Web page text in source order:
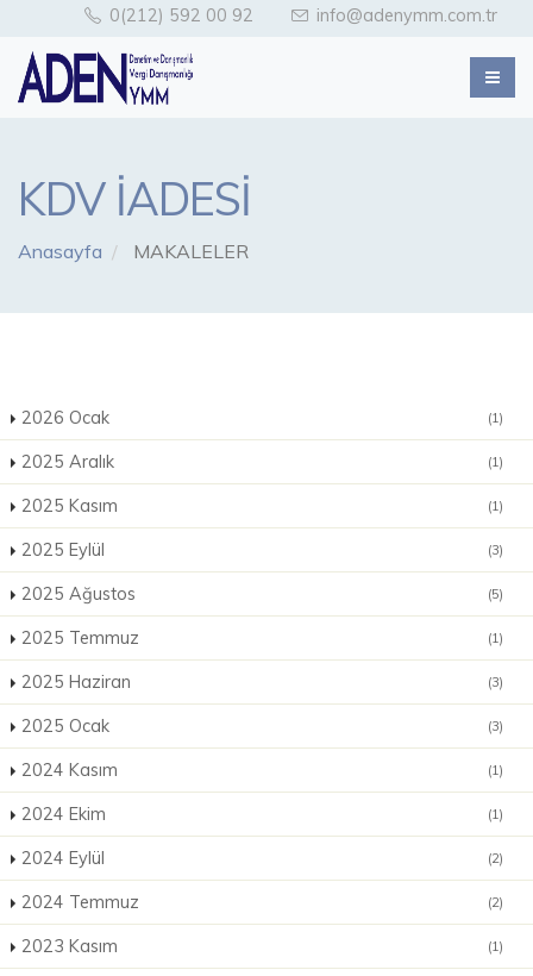
0(212) 592 00 92 info@adenymm.com.tr
KDV İADESİ
Anasayfa MAKALELER
2026 Ocak (1)
2025 Aralık (1)
2025 Kasım (1)
2025 Eylül (3)
2025 Ağustos (5)
2025 Temmuz (1)
2025 Haziran (3)
2025 Ocak (3)
2024 Kasım (1)
2024 Ekim (1)
2024 Eylül (2)
2024 Temmuz (2)
2023 Kasım (1)